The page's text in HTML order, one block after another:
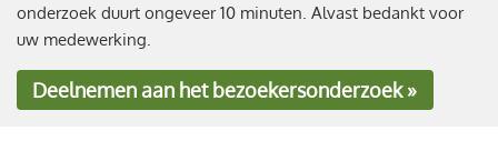
onderzoek duurt ongeveer 10 minuten. Alvast bedankt voor
uw medewerking.
Deelnemenaan het bezoekersonderzoek »